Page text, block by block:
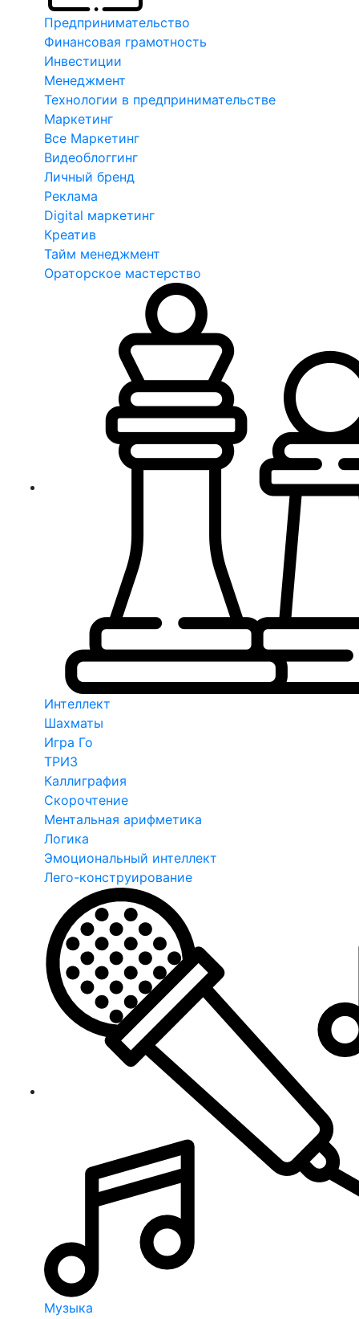
Предпринимательство
Финансовая грамотность
Инвестиции
Менеджмент
Технологии в предпринимательстве
Маркетинг
Все Маркетинг
Видеоблоггинг
Личный бренд
Реклама
Digital маркетинг
Креатив
Тайм менеджмент
Ораторское мастерство
Интеллект
Шахматы
Игра Го
ТРИЗ
Каллиграфия
Скорочтение
Ментальная арифметика
Логика
Эмоциональный интеллект
Лего-конструирование
Музыка